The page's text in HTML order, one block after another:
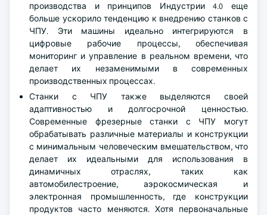
производства и принципов Индустрии 4.0 еще
больше ускорило тенденцию к внедрению станков с
ЧПУ. Эти машины идеально интегрируются в
цифровые рабочие процессы, обеспечивая
мониторинг и управление в реальном времени, что
делает их незаменимыми в современных
производственных процессах.
Станки с ЧПУ также выделяются своей
адаптивностью и долгосрочной ценностью.
Современные фрезерные станки с ЧПУ могут
обрабатывать различные материалы и конструкции
с минимальным человеческим вмешательством, что
делает их идеальными для использования в
динамичных отраслях, таких как
автомобилестроение, аэрокосмическая и
электронная промышленность, где конструкции
продуктов часто меняются. Хотя первоначальные